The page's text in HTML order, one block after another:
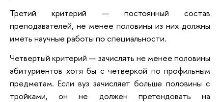
Третий критерий — постоянный состав
преподавателей, не менее половины из них должны
иметь научные работы по специальности.
Четвертый критерий — зачислять не менее половины
абитуриентов хотя бы с четверкой по профильным
предметам. Если вуз зачисляет больше половины с
тройками, он не должен претендовать на